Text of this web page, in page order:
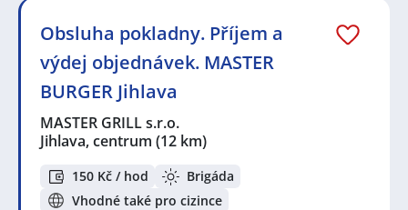
Seznam zobrazených firem s inzercí dle nastavené
KPK sport s.r.o.,ABI Special s.r.o. , Andulka services
s.r.o., MASTER GRILL s.r.o.
s.r.o.,Albert Česká republika, s.r.o.
Kaufland Česká republika v.o.s.
Celá ČR ,Jihlava,Jihlava, centrum
Pelhřimov
Třebíč, Čáslav Dačice
Obsluha pokladny. Příjem a
výdej objednávek. MASTER
BURGER Jihlava
MASTER GRILL s.r.o.
Jihlava, centrum (12 km)
150 Kč / hod
Brigáda
Vhodné také pro cizince